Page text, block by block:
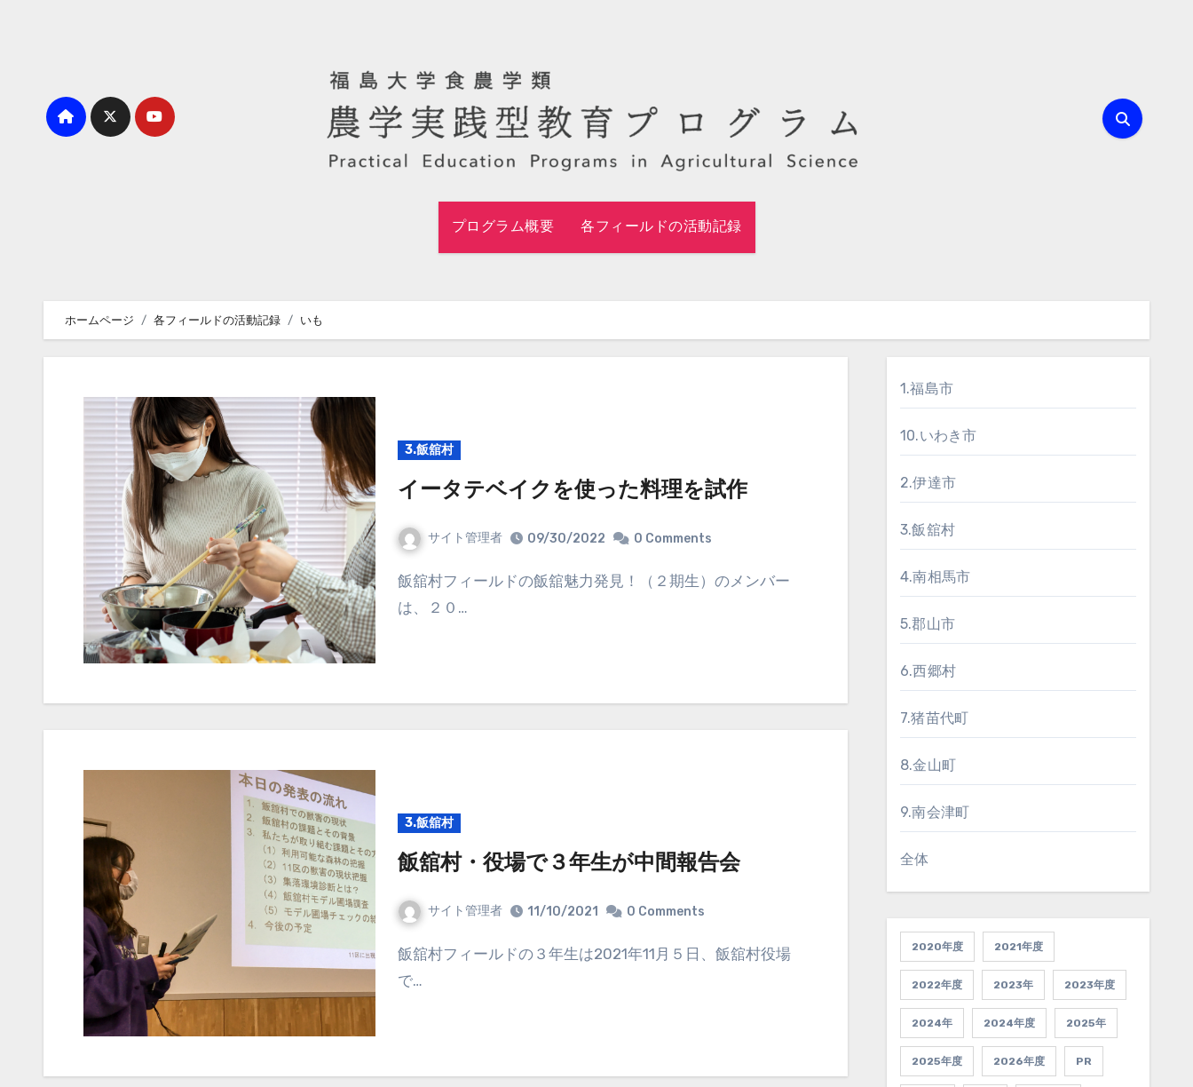
プログラム概要 各フィールドの活動記録
ホームページ 各フィールドの活動記録 いも
3.飯舘村
イータテベイクを使った料理を試作
サイト管理者 09/30/2022 0 Comments
飯舘村フィールドの飯舘魅力発見！（２期生）のメンバー
は、２０…
3.飯舘村
飯舘村・役場で３年生が中間報告会
サイト管理者 11/10/2021 0 Comments
飯舘村フィールドの３年生は2021年11月５日、飯舘村役場
で…
1.福島市
10.いわき市
2.伊達市
3.飯舘村
4.南相馬市
5.郡山市
6.西郷村
7.猪苗代町
8.金山町
9.南会津町
全体
2020年度 2021年度
2022年度 2023年 2023年度
2024年 2024年度 2025年
2025年度 2026年度 PR